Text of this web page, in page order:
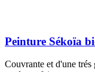
Peinture Sékoïa
Couvrante et d'une